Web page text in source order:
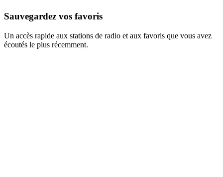
Sauvegardez vos favoris
Un accès rapide aux stations de radio et aux favoris que vous avez
écoutés le plus récemment.